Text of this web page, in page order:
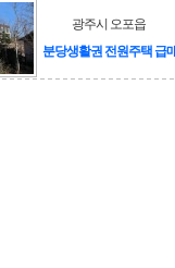
광주시 오포읍
분당생활권 전원주택 급